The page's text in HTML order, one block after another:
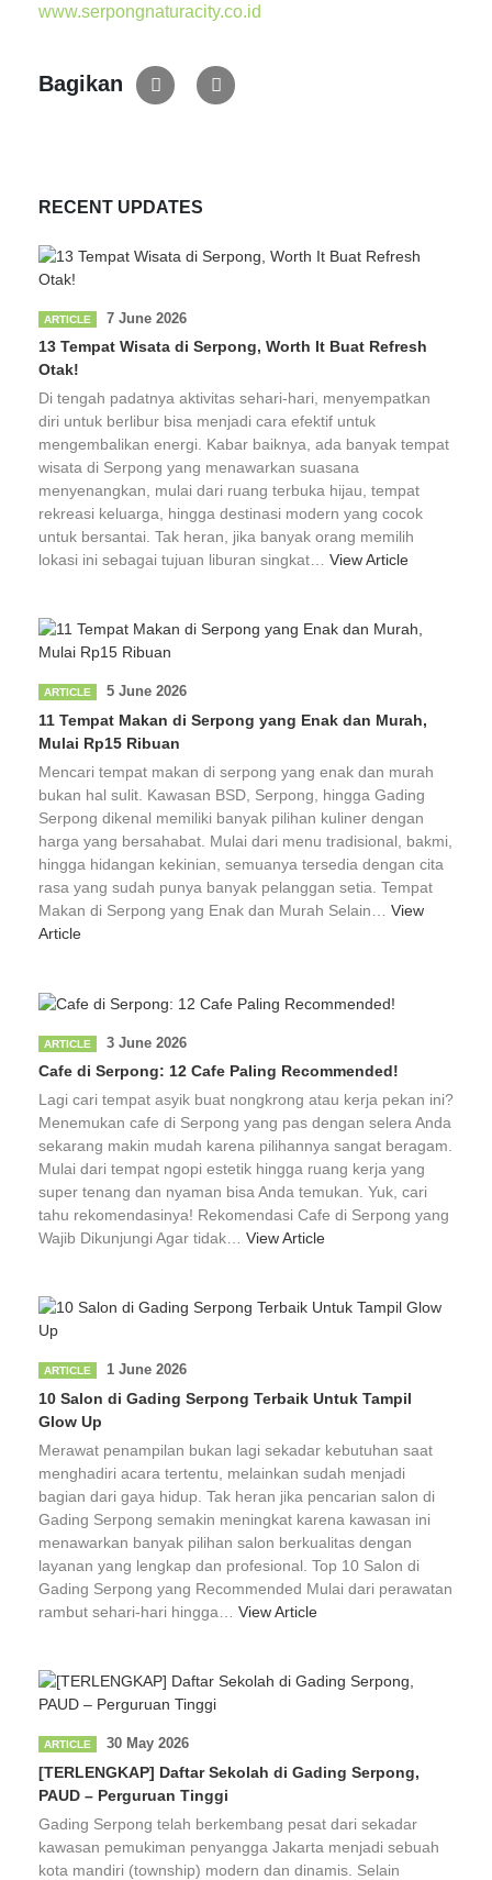
www.serpongnaturacity.co.id
Bagikan
RECENT UPDATES
ARTICLE 7 June 2026
13 Tempat Wisata di Serpong, Worth It Buat Refresh
Otak!
Di tengah padatnya aktivitas sehari-hari, menyempatkan
diri untuk berlibur bisa menjadi cara efektif untuk
mengembalikan energi. Kabar baiknya, ada banyak tempat
wisata di Serpong yang menawarkan suasana
menyenangkan, mulai dari ruang terbuka hijau, tempat
rekreasi keluarga, hingga destinasi modern yang cocok
untuk bersantai. Tak heran, jika banyak orang memilih
lokasi ini sebagai tujuan liburan singkat… View Article
ARTICLE 5 June 2026
11 Tempat Makan di Serpong yang Enak dan Murah,
Mulai Rp15 Ribuan
Mencari tempat makan di serpong yang enak dan murah
bukan hal sulit. Kawasan BSD, Serpong, hingga Gading
Serpong dikenal memiliki banyak pilihan kuliner dengan
harga yang bersahabat. Mulai dari menu tradisional, bakmi,
hingga hidangan kekinian, semuanya tersedia dengan cita
rasa yang sudah punya banyak pelanggan setia. Tempat
Makan di Serpong yang Enak dan Murah Selain… View
Article
ARTICLE 3 June 2026
Cafe di Serpong: 12 Cafe Paling Recommended!
Lagi cari tempat asyik buat nongkrong atau kerja pekan ini?
Menemukan cafe di Serpong yang pas dengan selera Anda
sekarang makin mudah karena pilihannya sangat beragam.
Mulai dari tempat ngopi estetik hingga ruang kerja yang
super tenang dan nyaman bisa Anda temukan. Yuk, cari
tahu rekomendasinya! Rekomendasi Cafe di Serpong yang
Wajib Dikunjungi Agar tidak… View Article
ARTICLE 1 June 2026
10 Salon di Gading Serpong Terbaik Untuk Tampil
Glow Up
Merawat penampilan bukan lagi sekadar kebutuhan saat
menghadiri acara tertentu, melainkan sudah menjadi
bagian dari gaya hidup. Tak heran jika pencarian salon di
Gading Serpong semakin meningkat karena kawasan ini
menawarkan banyak pilihan salon berkualitas dengan
layanan yang lengkap dan profesional. Top 10 Salon di
Gading Serpong yang Recommended Mulai dari perawatan
rambut sehari-hari hingga… View Article
ARTICLE 30 May 2026
[TERLENGKAP] Daftar Sekolah di Gading Serpong,
PAUD – Perguruan Tinggi
Gading Serpong telah berkembang pesat dari sekadar
kawasan pemukiman penyangga Jakarta menjadi sebuah
kota mandiri (township) modern dan dinamis. Selain